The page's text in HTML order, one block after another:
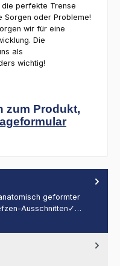
perfekte Trense
Sorgen oder Probleme!
wir für eine
Die
als
wichtig!
zum Produkt,
geformter
Ausschnitten✓…